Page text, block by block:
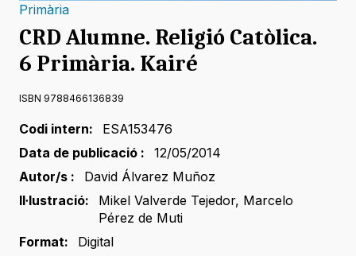
Primària
CRD Alumne. Religió Catòlica.
6 Primària. Kairé
ISBN 9788466136839
Codi intern:
ESA153476
Data de publicació :
12/05/2014
Autor/s :
David Álvarez Muñoz
Il·lustració:
Mikel Valverde Tejedor, Marcelo
Pérez de Muti
Format:
Digital